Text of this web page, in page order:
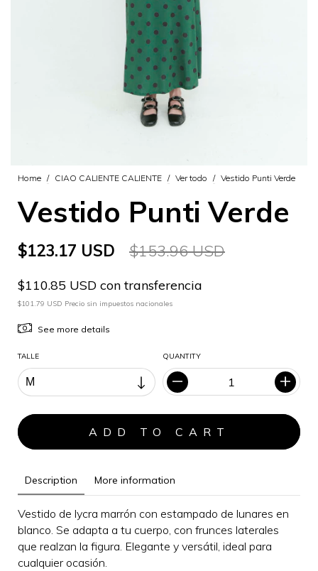
Home / CIAO CALIENTE CALIENTE / Ver todo / Vestido Punti Verde
Vestido Punti Verde
$123.17 USD $153.96 USD
$110.85 USD con transferencia
$101.79 USD Precio sin impuestos nacionales
See more details
TALLE QUANTITY
Description More information
Vestido de lycra marrón con estampado de lunares en
blanco. Se adapta a tu cuerpo, con frunces laterales
que realzan la figura. Elegante y versátil, ideal para
cualquier ocasión.